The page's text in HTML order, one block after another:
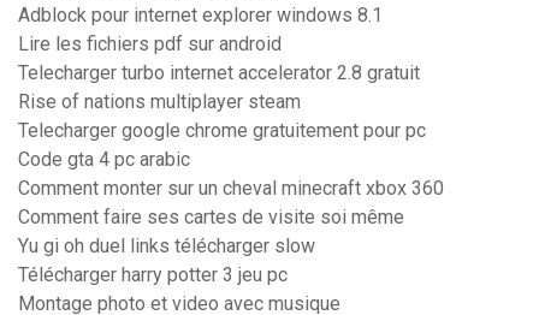
Adblock pour internet explorer windows 8.1
Lire les fichiers pdf sur android
Telecharger turbo internet accelerator 2.8 gratuit
Rise of nations multiplayer steam
Telecharger google chrome gratuitement pour pc
Code gta 4 pc arabic
Comment monter sur un cheval minecraft xbox 360
Comment faire ses cartes de visite soi même
Yu gi oh duel links télécharger slow
Télécharger harry potter 3 jeu pc
Montage photo et video avec musique